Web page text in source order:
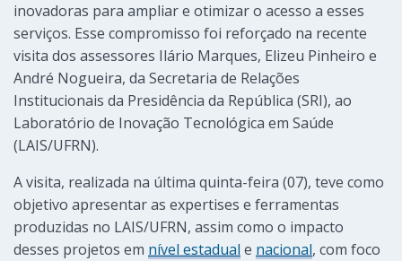
inovadoras para ampliar e otimizar o acesso a esses
serviços. Esse compromisso foi reforçado na recente
visita dos assessores Ilário Marques, Elizeu Pinheiro e
André Nogueira, da Secretaria de Relações
Institucionais da Presidência da República (SRI), ao
Laboratório de Inovação Tecnológica em Saúde
(LAIS/UFRN).
A visita, realizada na última quinta-feira (07), teve como
objetivo apresentar as expertises e ferramentas
produzidas no LAIS/UFRN, assim como o impacto
desses projetos em nível estadual e nacional, com foco